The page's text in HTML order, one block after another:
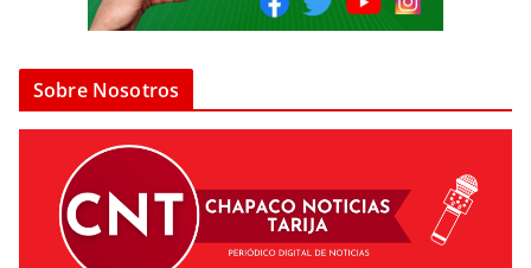
Sobre Nosotros